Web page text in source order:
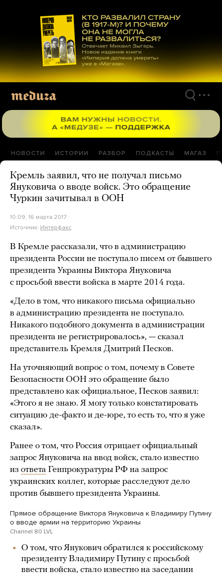
материалам
НОВОСТИ ИСТОРИИ РАЗБОР ПОДКАСТЫ МАГАЗ
Кремль заявил, что не получал письмо
Януковича о вводе войск. Это обращение
Чуркин зачитывал в ООН
10:09, 16 марта 2017
Источник: Интерфакс
В Кремле рассказали, что в администрацию
президента России не поступало писем от бывшего
президента Украины Виктора Януковича
с просьбой ввести войска в марте 2014 года.
«Дело в том, что никакого письма официально
в администрацию президента не поступало.
Никакого подобного документа в администрации
президента не регистрировалось», — сказал
представитель Кремля Дмитрий Песков.
На уточняющий вопрос о том, почему в Совете
Безопасности ООН это обращение было
представлено как официальное, Песков заявил:
«Этого я не знаю. Я могу только констатировать
ситуацию де-факто и де-юре, то есть то, что я уже
сказал».
Ранее о том, что Россия отрицает официальный
запрос Януковича на ввод войск, стало известно
из ответа Генпрокуратуры РФ на запрос
украинских коллег, которые расследуют дело
против бывшего президента Украины.
Прямое обращение Виктора Януковича к Владимиру Путину
о вводе армии на территорию Украины
Channel 80 LVL
О том, что Янукович обратился к российскому
президенту Владимиру Путину с просьбой
ввести войска, стало известно на заседании